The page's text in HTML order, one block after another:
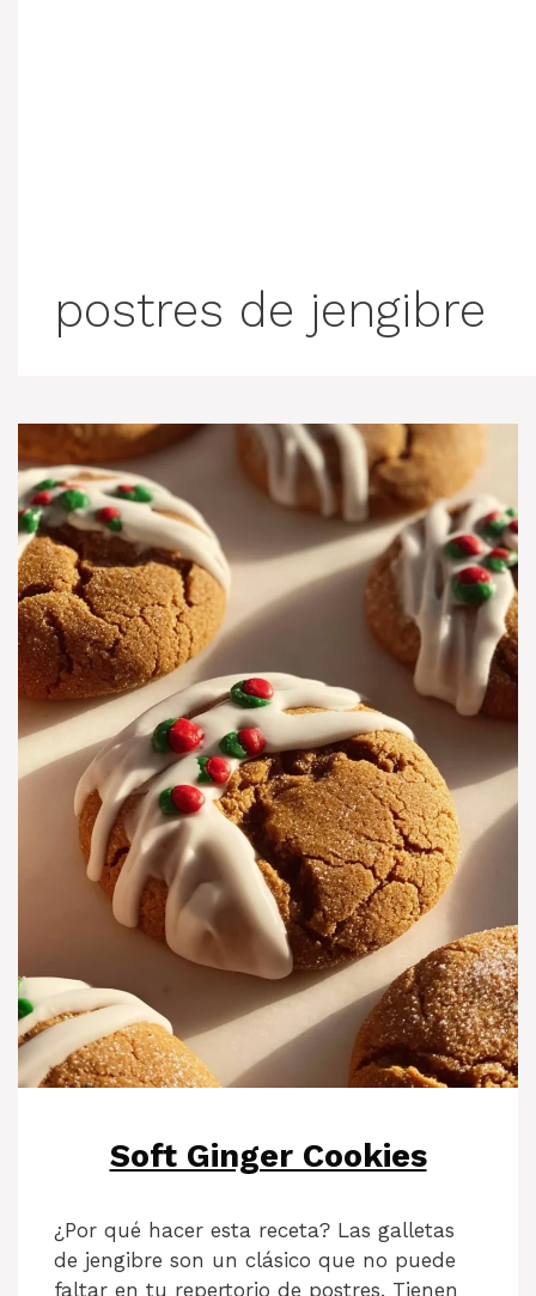
postres de jengibre
Soft Ginger Cookies
¿Por qué hacer esta receta? Las galletas
de jengibre son un clásico que no puede
faltar en tu repertorio de postres. Tienen